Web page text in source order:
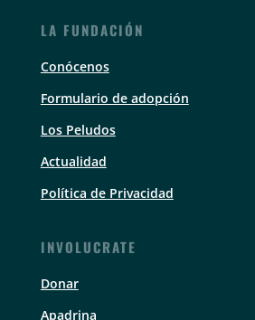
LA FUNDACIÓN
Conócenos
Formulario de adopción
Los Peludos
Actualidad
Política de Privacidad
INVOLUCRATE
Donar
Apadrina